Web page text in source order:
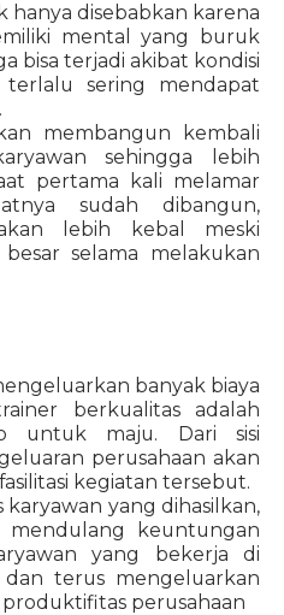
disebabkan karena
mental yang buruk
bisa terjadi akibat kondisi
sering mendapat
membangun kembali
sehingga lebih
pertama kali melamar
sudah dibangun,
lebih kebal meski
selama melakukan
banyak biaya
berkualitas adalah
untuk maju. Dari sisi
perusahaan akan
kegiatan tersebut.
karyawan yang dihasilkan,
mendulang keuntungan
yang bekerja di
terus mengeluarkan
perusahaan